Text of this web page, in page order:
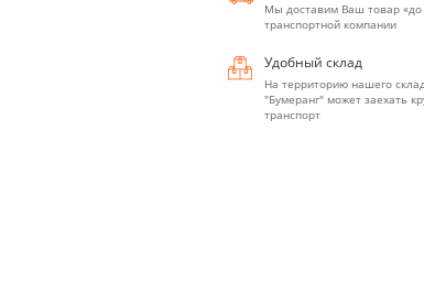
Мы доставим Ваш товар «до
транспортной компании
Удобный склад
На территорию нашего
"Бумеранг" может заехать
транспорт